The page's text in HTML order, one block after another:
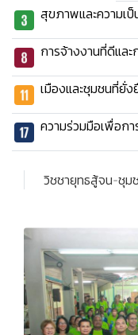
สุขภาพและความเ
การจ้างงานที่ดีและ
เมืองและชุมชนที่ยั่ง
ความร่วมมือเพื่อก
วิชชายุทธสู้จน-ชุม